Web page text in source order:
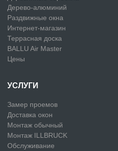
Дерево-алюминий
Раздвижные окна
Интернет-магазин
Террасная доска
BALLU Air Master
Цены
УСЛУГИ
Замер проемов
Доставка окон
Монтаж обычный
Монтаж ILLBRUCK
Обслуживание